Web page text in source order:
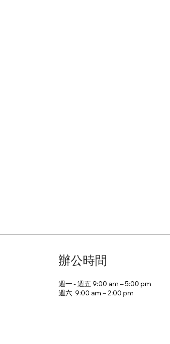
週一 - 週五 9:00 am – 5:00 pm
週六 9:00 am – 2:00 pm​
辦公時間